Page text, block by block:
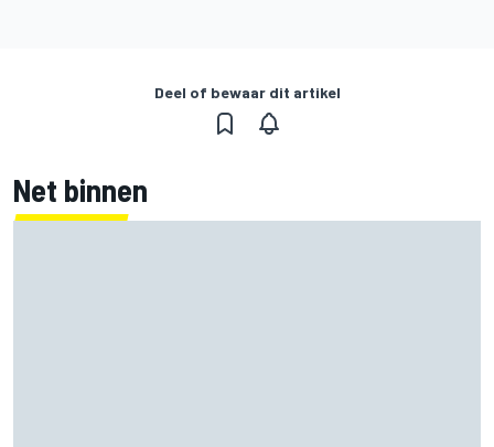
Deel of bewaar dit artikel
Net binnen